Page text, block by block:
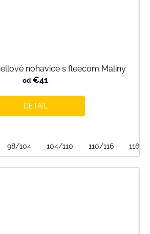
nohavice s fleecom Maliny
od €41
DETAIL
98/104 104/110 110/116 116/